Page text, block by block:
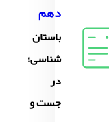
دهم
باستان
شناسی؛
در
جست و